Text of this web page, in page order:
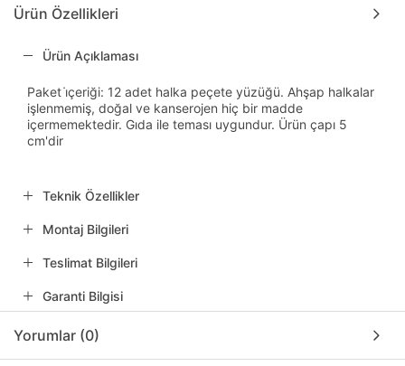
Ürün Özellikleri
Ürün Açıklaması
Paket i̇çeriği: 12 adet halka peçete yüzüğü. Ahşap halkalar
işlenmemiş, doğal ve kanserojen hiç bir madde
içermemektedir. Gıda ile teması uygundur. Ürün çapı 5
cm'dir
Teknik Özellikler
Montaj Bilgileri
Teslimat Bilgileri
Garanti Bilgisi
Yorumlar (0)